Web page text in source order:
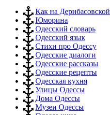
Как на Дерибасовской
Юморина
Одесский словарь
Одесский язык
Стихи про Одессу
Одесские диалоги
Одесские рассказы
Одесские рецепты
Одесская кухня
Улицы Одессы
Дома Одессы
Музеи Одессы